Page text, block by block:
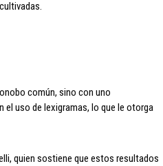
común, sino con uno
el uso de lexigramas, lo que le otorga
quien sostiene que estos resultados